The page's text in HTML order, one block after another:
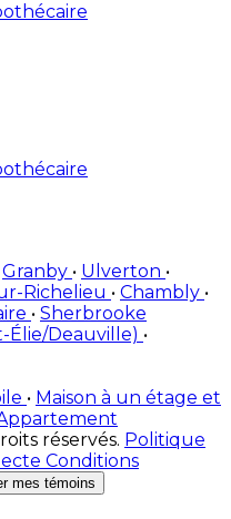
Granby • Ulverton •
Richelieu • Chambly •
• Sherbrooke
Élie/Deauville) •
• Maison à un étage et
réservés. Politique
Conditions
mes témoins